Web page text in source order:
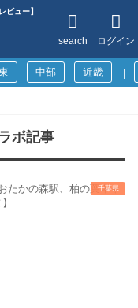
ビュー】
ログイン
search
中部 近畿
ボ記事
千葉県